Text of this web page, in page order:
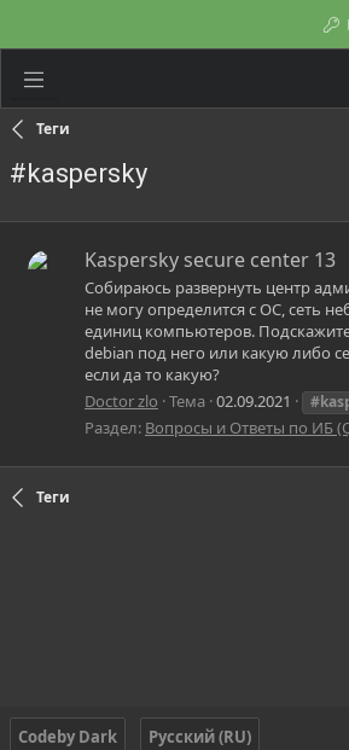
Теги
#kaspersky
Kaspersky secure center 13
Собираюсь развернуть центр
не могу определится с ОС, сеть
единиц компьютеров.
debian под него или какую либо
если да то какую?
Doctor zlo Тема 02.09.2021
Раздел: Вопросы и Ответы по ИБ
Теги
Codeby Dark
Русский (RU)